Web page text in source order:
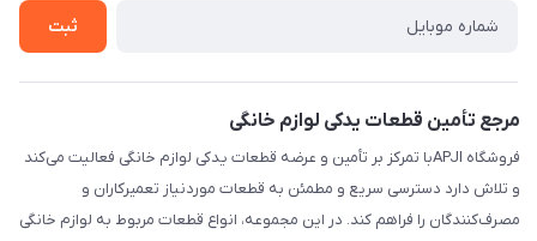
ثبت
مرجع تأمین قطعات یدکی لوازم خانگی
فروشگاه APJIبا تمرکز بر تأمین و عرضه قطعات یدکی لوازم خانگی فعالیت می‌کند
و تلاش دارد دسترسی سریع و مطمئن به قطعات موردنیاز تعمیرکاران و
مصرف‌کنندگان را فراهم کند. در این مجموعه، انواع قطعات مربوط به لوازم خانگی